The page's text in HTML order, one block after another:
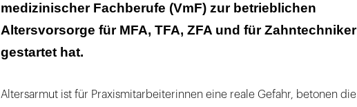
medizinischer Fachberufe (VmF) zur betrieblichen
Altersvorsorge für MFA, TFA, ZFA und für Zahntechniker
gestartet hat.
Altersarmut ist für Praxismitarbeiterinnen eine reale Gefahr, betonen die